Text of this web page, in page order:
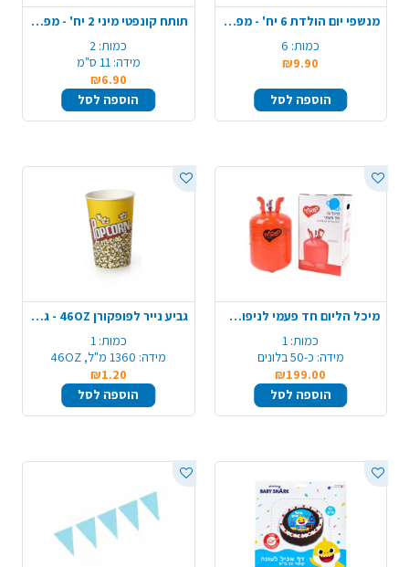
מנשפי יום הולדת 6 יח' - מפרץ ההרפתקאות
כמות: 6
₪9.90
הוספה לסל
תותח קונפטי מיני 2 יח' - מפרץ ההרפתקאות
כמות: 2
מידה: 11 ס"מ
₪6.90
הוספה לסל
מיכל הליום חד פעמי לניפוח בלונים
כמות: 1
מידה: כ-50 בלונים
₪199.00
הוספה לסל
גביע נייר לפופקורן 46OZ - גדול
כמות: 1
מידה: 1360 מ"ל, 46OZ
₪1.20
הוספה לסל